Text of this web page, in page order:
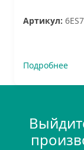
Артикул:
Подробнее